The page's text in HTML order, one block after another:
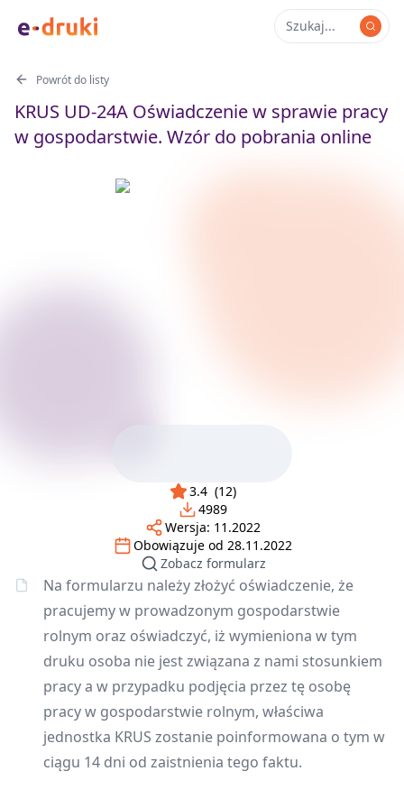
Powrót do listy
KRUS UD-24A Oświadczenie w sprawie pracy
w gospodarstwie. Wzór do pobrania online
3.4 (12)
4989
Wersja: 11.2022
Obowiązuje od 28.11.2022
Zobacz formularz
Na formularzu należy złożyć oświadczenie, że
pracujemy w prowadzonym gospodarstwie
rolnym oraz oświadczyć, iż wymieniona w tym
druku osoba nie jest związana z nami stosunkiem
pracy a w przypadku podjęcia przez tę osobę
pracy w gospodarstwie rolnym, właściwa
jednostka KRUS zostanie poinformowana o tym w
ciągu 14 dni od zaistnienia tego faktu.